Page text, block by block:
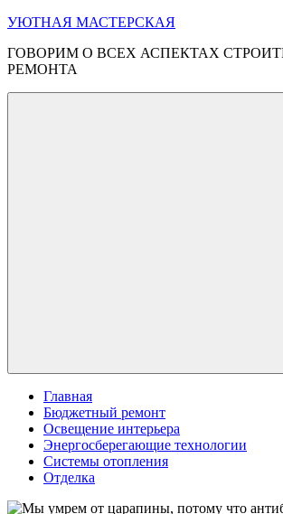
Перейти
содержимому
УЮТНАЯ МАСТЕРСКАЯ
ГОВОРИМ О ВСЕХ АСПЕКТАХ
РЕМОНТА
Главная
Бюджетный ремонт
Освещение интерьера
Энергосберегающие технологии
Системы отопления
Отделка